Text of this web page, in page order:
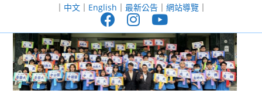
至
｜ 中文｜ English ｜ 最新公告｜ 網站導覽｜